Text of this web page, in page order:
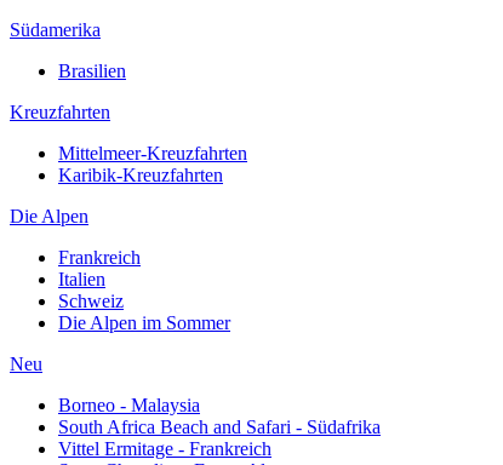
Südamerika
Brasilien
Kreuzfahrten
Mittelmeer-Kreuzfahrten
Karibik-Kreuzfahrten
Die Alpen
Frankreich
Italien
Schweiz
Die Alpen im Sommer
Neu
Borneo - Malaysia
South Africa Beach and Safari - Südafrika
Vittel Ermitage - Frankreich